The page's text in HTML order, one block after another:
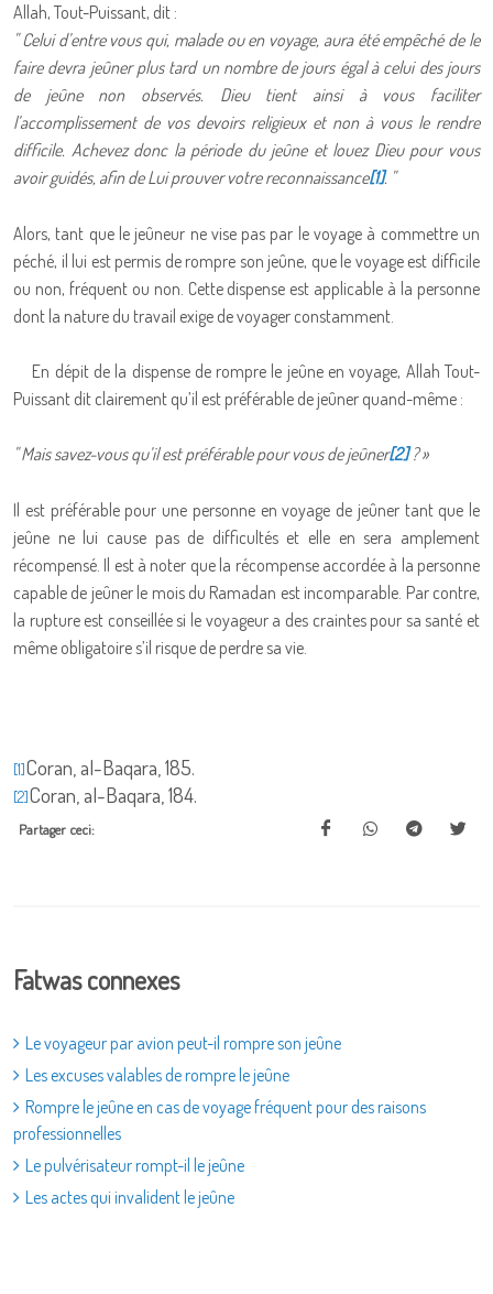
Allah, Tout-Puissant, dit :
" Celui d’entre vous qui, malade ou en voyage, aura été empêché de le
faire devra jeûner plus tard un nombre de jours égal à celui des jours
de jeûne non observés. Dieu tient ainsi à vous faciliter
l’accomplissement de vos devoirs religieux et non à vous le rendre
difficile. Achevez donc la période du jeûne et louez Dieu pour vous
avoir guidés, afin de Lui prouver votre reconnaissance[1]. "
Alors, tant que le jeûneur ne vise pas par le voyage à commettre un
péché, il lui est permis de rompre son jeûne, que le voyage est difficile
ou non, fréquent ou non. Cette dispense est applicable à la personne
dont la nature du travail exige de voyager constamment.
En dépit de la dispense de rompre le jeûne en voyage, Allah Tout-
Puissant dit clairement qu’il est préférable de jeûner quand-même :
" Mais savez-vous qu’il est préférable pour vous de jeûner[2]? »
Il est préférable pour une personne en voyage de jeûner tant que le
jeûne ne lui cause pas de difficultés et elle en sera amplement
récompensé. Il est à noter que la récompense accordée à la personne
capable de jeûner le mois du Ramadan est incomparable. Par contre,
la rupture est conseillée si le voyageur a des craintes pour sa santé et
même obligatoire s’il risque de perdre sa vie.
[1]Coran, al-Baqara, 185.
[2]Coran, al-Baqara, 184.
Partager ceci:
Fatwas connexes
Le voyageur par avion peut-il rompre son jeûne
Les excuses valables de rompre le jeûne
Rompre le jeûne en cas de voyage fréquent pour des raisons
professionnelles
Le pulvérisateur rompt-il le jeûne
Les actes qui invalident le jeûne